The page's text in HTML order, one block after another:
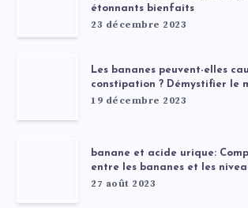
étonnants bienfaits
23 décembre 2023
Les bananes peuvent-elles
constipation ? Démystifier le
19 décembre 2023
banane et acide urique:
entre les bananes et les
27 août 2023